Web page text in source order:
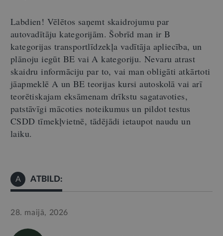
Labdien! Vēlētos saņemt skaidrojumu par
autovadītāju kategorijām. Šobrīd man ir B
kategorijas transportlīdzekļa vadītāja apliecība, un
plānoju iegūt BE vai A kategoriju. Nevaru atrast
skaidru informāciju par to, vai man obligāti atkārtoti
jāapmeklē A un BE teorijas kursi autoskolā vai arī
teorētiskajam eksāmenam drīkstu sagatavoties,
patstāvīgi mācoties noteikumus un pildot testus
CSDD tīmekļvietnē, tādējādi ietaupot naudu un
laiku.
A ATBILD:
28. maijā, 2026